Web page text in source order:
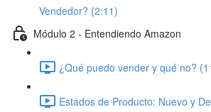
Vendedor? (2:11)
Módulo 2 - Entendiendo Amazon
¿Qué puedo vender y qué no?
Estados de Producto: Nuevo y